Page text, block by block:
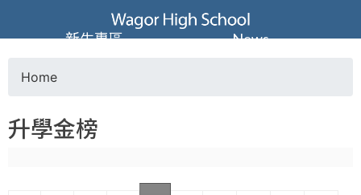
Jump to navigation
葳
格
高
o
Home
升學金榜
新生專區 News